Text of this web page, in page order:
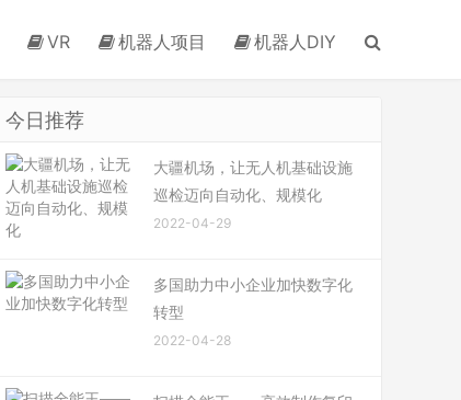
VR 机器人项目 机器人DIY
今日推荐
大疆机场，让无人机基础设施
巡检迈向自动化、规模化
2022-04-29
多国助力中小企业加快数字化
转型
2022-04-28